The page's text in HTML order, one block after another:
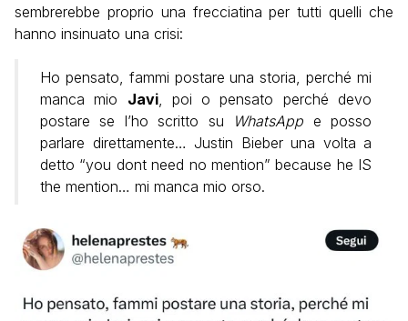
sembrerebbe proprio una frecciatina per tutti quelli che
hanno insinuato una crisi:
Ho pensato, fammi postare una storia, perché mi
manca mio Javi, poi o pensato perché devo
postare se l’ho scritto su
WhatsApp e posso
parlare direttamente… Justin Bieber una volta a
detto “you dont need no mention” because he IS
the mention… mi manca mio orso.